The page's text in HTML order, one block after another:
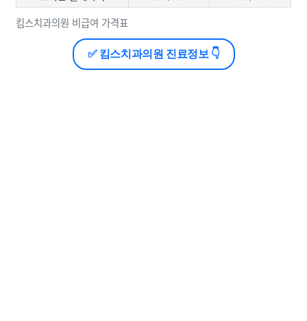
킴스치과의원 비급여 가격표
✅ 킴스치과의원 진료정보 👇